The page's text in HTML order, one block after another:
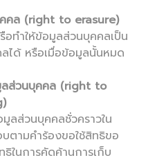
คล (right to erasure)
ทำให้ข้อมูลส่วนบุคคลเป็น
ได้ หรือเมื่อข้อมูลนั้นหมด
ลส่วนบุคคล (right to
มูลส่วนบุคคลชั่วคราวใน
ตามคำร้องขอใช้สิทธิขอ
ในการคัดค้านการเก็บ